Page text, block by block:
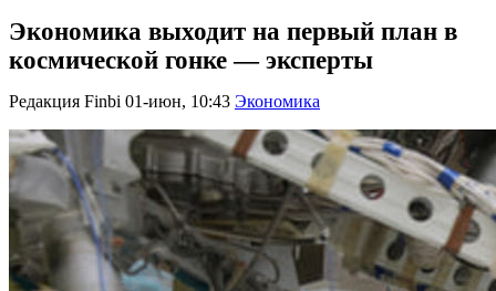
Экономика выходит на первый план в
космической гонке — эксперты
Редакция Finbi 01-июн, 10:43 Экономика